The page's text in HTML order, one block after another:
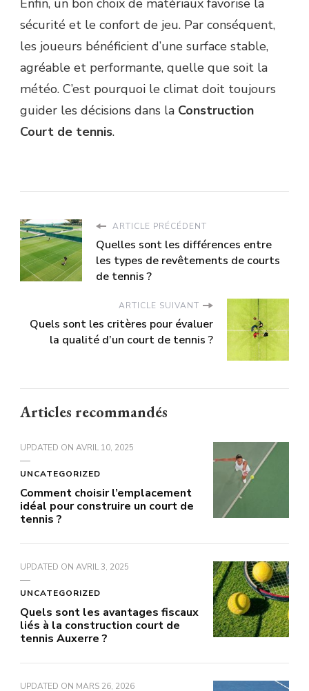
Enfin, un bon choix de matériaux favorise la
sécurité et le confort de jeu. Par conséquent,
les joueurs bénéficient d’une surface stable,
agréable et performante, quelle que soit la
météo. C’est pourquoi le climat doit toujours
guider les décisions dans la Construction
Court de tennis.
ARTICLE PRÉCÉDENT
Quelles sont les différences entre
les types de revêtements de courts
de tennis ?
ARTICLE SUIVANT
Quels sont les critères pour évaluer
la qualité d’un court de tennis ?
Articles recommandés
UPDATED ON AVRIL 10, 2025
UNCATEGORIZED
Comment choisir l’emplacement
idéal pour construire un court de
tennis ?
UPDATED ON AVRIL 3, 2025
UNCATEGORIZED
Quels sont les avantages fiscaux
liés à la construction court de
tennis Auxerre ?
UPDATED ON MARS 26, 2026